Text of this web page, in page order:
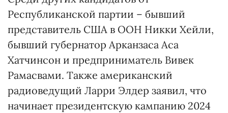
Республиканской партии – бывший
представитель США в ООН Никки Хейли,
бывший губернатор Арканзаса Аса
Хатчинсон и предприниматель Вивек
Рамасвами. Также американский
радиоведущий Ларри Элдер заявил, что
начинает президентскую кампанию 2024